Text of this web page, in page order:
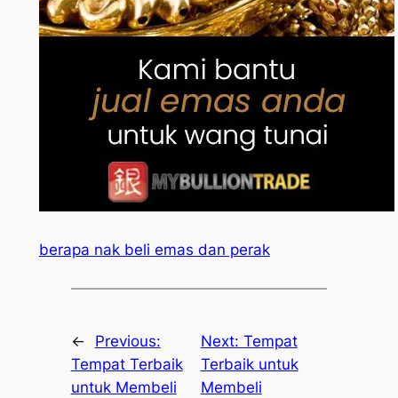
berapa nak beli emas dan perak
←
Previous:
Tempat Terbaik
untuk Membeli
Next: Tempat
Terbaik untuk
Membeli